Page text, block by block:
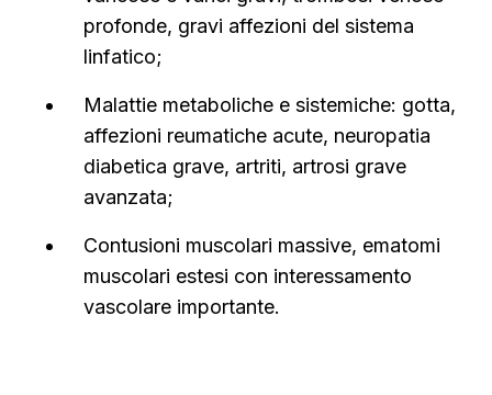
profonde, gravi affezioni del sistema
linfatico;
Malattie metaboliche e sistemiche: gotta,
affezioni reumatiche acute, neuropatia
diabetica grave, artriti, artrosi grave
avanzata;
Contusioni muscolari massive, ematomi
muscolari estesi con interessamento
vascolare importante.